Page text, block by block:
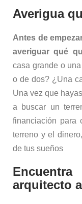
Averigua
Antes de
averiguar qué
casa grande o
o de dos? ¿Una
Una vez que
a buscar un
financiación para
terreno y el
de tus sueños
arquitecto